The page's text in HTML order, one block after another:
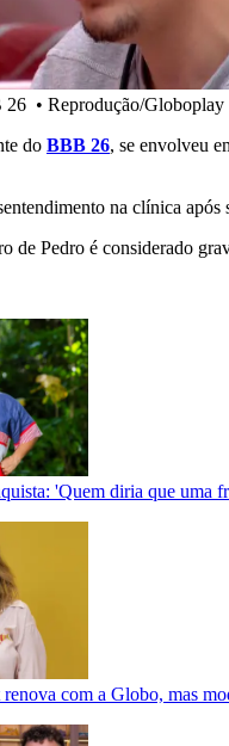
26 • Reprodução/Globoplay
do BBB 26, se envolveu
na clínica
de Pedro é considerado
'Quem diria que uma
com a Globo, mas